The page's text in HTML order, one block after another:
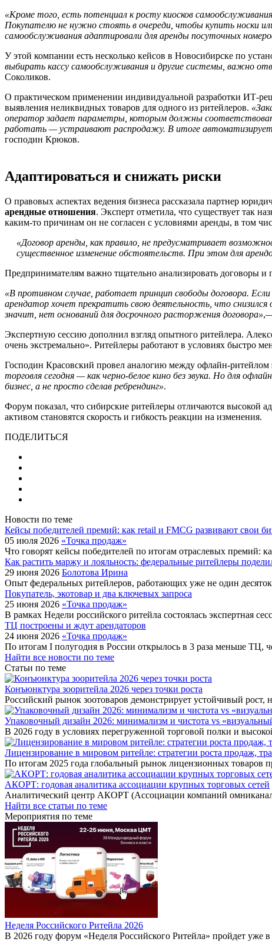
«Кроме того, есть потенциал к росту киосков
Покупателю не нужно стоять в очереди, чтобы купить носки
самообслуживания адаптировали для аренды посуточных
У этой компании есть несколько кейсов в Новосибирске по
выбирать кассу самообслуживания и другие системы, важно
Соколиков.
О практическом применении индивидуальной разработки ИТ-
выявления неликвидных товаров для одного из ритейлеров.
оператор задает параметры, которым должны
работать — устраивают распродажу. В итоге
господин Крюков.
Адаптироваться и снижать риски
О правовых аспектах ведения бизнеса рассказала партнер
арендные отношения. Эксперт отметила, что существует так
каким-то причинам он не согласен с условиями аренды, в том
«Договор аренды, как правило, не предусматривает
существенное изменение обстоятельств. При этом для
Предпринимателям важно тщательно анализировать договоры
«В противном случае, работает принцип свободы договора.
арендатор хочет прекратить свою деятельность, что
значит, нет оснований для досрочного расторжения договора»
Экспертную сессию дополнил взгляд опытного ритейлера.
очень экстремально». Ритейлеры работают в условиях быстро
Господин Красовский провел аналогию между офлайн-
торговля сегодня — как черно-белое кино без звука. Но для
бизнес, а не просто сделав ребрендинг».
Форум показал, что сибирские ритейлеры отличаются высокой
активом становятся скорость и гибкость реакции на изменения.
ПОДЕЛИТЬСЯ
Новости по теме
Кейсы победителей премий: как retail и FMCG развивают свои
05 июля 2026 «Точка продаж»
Что говорят кейсы победителей по итогам отраслевых
Как растить маржу и лояльность: федеральные ритейлеры
29 июня 2026 Болотова Ирина
Опыт федеральных ритейлеров, работающих уже не один
Покупатель, экотовар и два ключевых запроса
25 июня 2026 «Точка продаж»
В рамках Недели российского ритейла состоялась экспертная
ТЦ построены и ждут арендаторов
24 июня 2026 «Точка продаж»
По итогам I полугодия в России открылось в 3 раза меньше ТЦ,
Найти все новости по теме
Статьи по теме
Конъюнктура зооритейла 2026 через точки роста
Российский рынок зоотоваров демонстрирует устойчивый
Упаковочный дизайн 2026: минимализм и чистота vs
В 2026 году в условиях перегруженной торговой полки и
Лицензирование в мировом ритейле: стратегии роста продаж,
По итогам 2025 года глобальный рынок лицензионных
АКОРТ: годовая аналитика ассоциации крупных торговых сетей
Аналитический центр АКОРТ (Ассоциации компаний
Найти все статьи по теме
Мероприятия по теме
Неделя Российского Ритейла 2026
В 2026 году форум «Неделя Российского Ритейла» пройдет